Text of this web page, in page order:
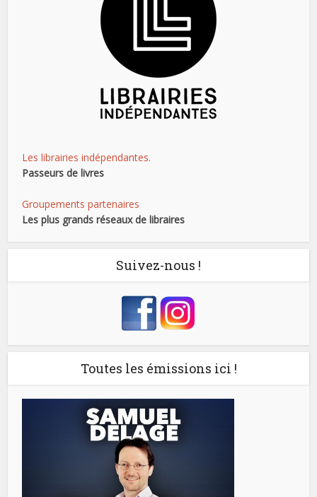
Les librairies indépendantes.
Passeurs de livres
Groupements partenaires
Les plus grands réseaux de libraires
Suivez-nous !
Toutes les émissions ici !